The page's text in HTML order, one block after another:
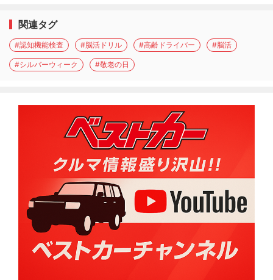
関連タグ
#認知機能検査 #脳活ドリル #高齢ドライバー #脳活
#シルバーウィーク #敬老の日